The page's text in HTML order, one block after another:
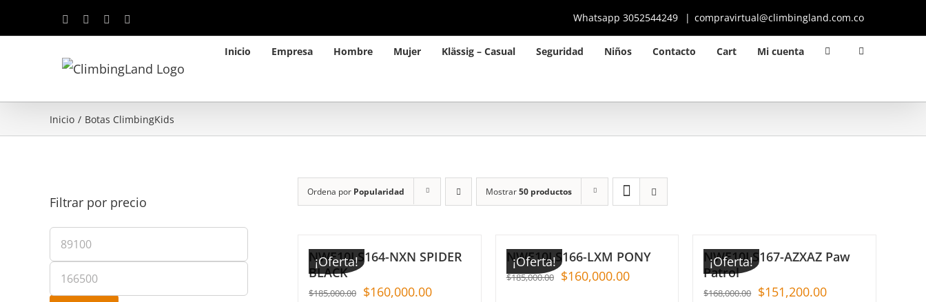
al
FacebookInstagramYouTube Whatsapp 3052544249 | compravirtual@climbingland.com.co
Inicio Empresa Hombre Mujer Klässig – Casual Seguridad Niños Contacto Cart Mi cuenta
Inicio / Botas ClimbingKids
Ordena por Popularidad Mostrar50 productos
¡Oferta!
NWE10LS164-NXN SPIDER
BLACK
$185,000.00 $160,000.00
¡Oferta!
NWE10LS166-LXM PONY
$185,000.00 $160,000.00
¡Oferta!
NWE10LS167-AZXAZ Paw
Patrol
$168,000.00 $151,200.00
Filtrar por precio